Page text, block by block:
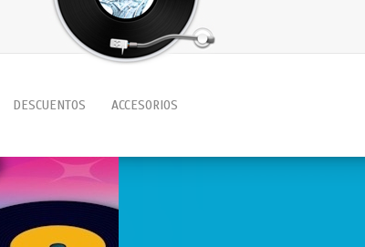
DESCUENTOS ACCESORIOS